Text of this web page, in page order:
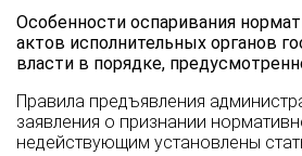
Особенности оспаривания
актов исполнительных органов
власти в порядке,
Правила предъявления
заявления о признании
недействующим установлены